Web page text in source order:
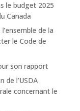
le budget 2025
Canada
de la
le Code de
son rapport
de l’USDA
concernant le